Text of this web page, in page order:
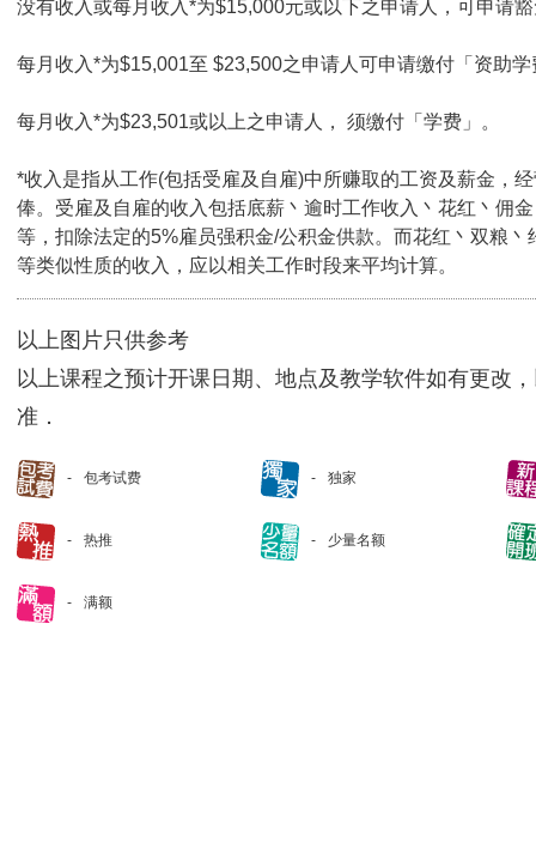
没有收入或每月收入*为$15,000元或以下之申请人，可申请
每月收入*为$15,001至 $23,500之申请人可申请缴付「资助学
每月收入*为$23,501或以上之申请人， 须缴付「学费」。
*收入是指从工作(包括受雇及自雇)中所赚取的工资及薪金，
俸。受雇及自雇的收入包括底薪丶逾时工作收入丶花红丶佣
等，扣除法定的5%雇员强积金/公积金供款。而花红丶双粮丶
等类似性质的收入，应以相关工作时段来平均计算。
以上图片只供参考
以上课程之预计开课日期、地点及教学软件如有更改
准．
包考试费 独家
热推 少量名额
满额